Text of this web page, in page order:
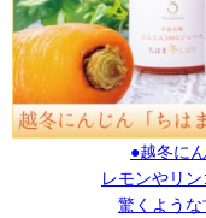
●越冬に
レモンやリ
驚くような